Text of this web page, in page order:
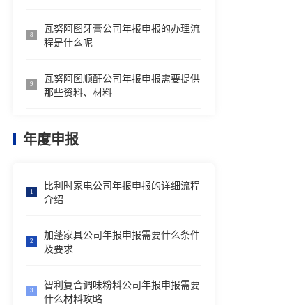
8
瓦努阿图牙膏公司年报申报的办理流
程是什么呢
9
瓦努阿图顺酐公司年报申报需要提供
那些资料、材料
年度申报
1
比利时家电公司年报申报的详细流程
介绍
2
加蓬家具公司年报申报需要什么条件
及要求
3
智利复合调味粉料公司年报申报需要
什么材料攻略